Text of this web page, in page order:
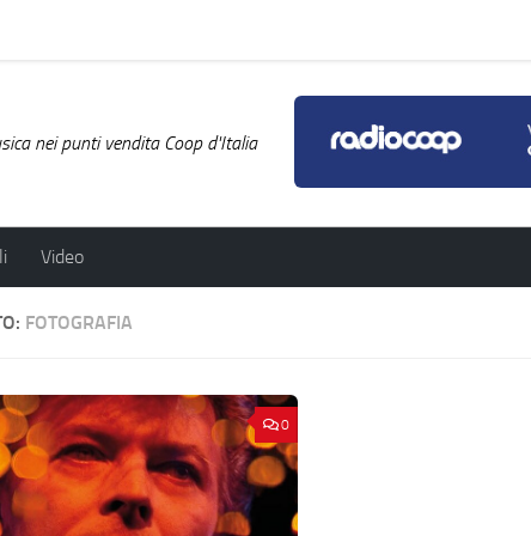
nei punti vendita Coop d'Italia
Video
FOTOGRAFIA
0